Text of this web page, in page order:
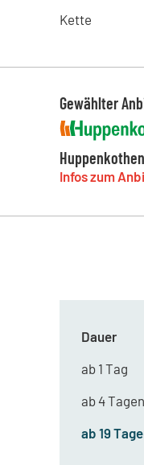
Kette
Gewählter
Infos zum
Dauer
ab 1 Tag
ab 4 Tagen
ab 19